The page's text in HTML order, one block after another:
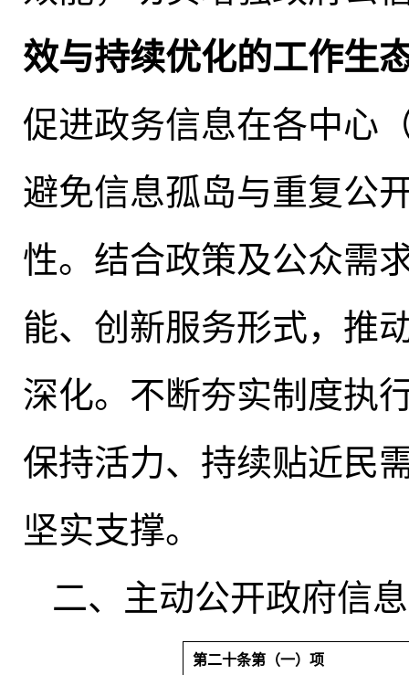
效与持续优化的工作生
促进政务信息在各中心
避免信息孤岛与重复公
性。结合政策及公众需
能、创新服务形式，推
深化。 不断夯实制度执
保持活力、持续贴近民
坚实支撑。
二、主动公开政府信
第二十条第（一）项